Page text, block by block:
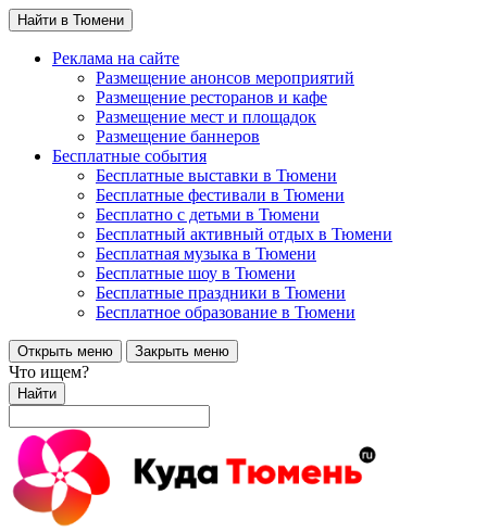
Найти в Тюмени
Реклама на сайте
Размещение анонсов мероприятий
Размещение ресторанов и кафе
Размещение мест и площадок
Размещение баннеров
Бесплатные события
Бесплатные выставки в Тюмени
Бесплатные фестивали в Тюмени
Бесплатно с детьми в Тюмени
Бесплатный активный отдых в Тюмени
Бесплатная музыка в Тюмени
Бесплатные шоу в Тюмени
Бесплатные праздники в Тюмени
Бесплатное образование в Тюмени
Открыть меню Закрыть меню
Что ищем?
Найти